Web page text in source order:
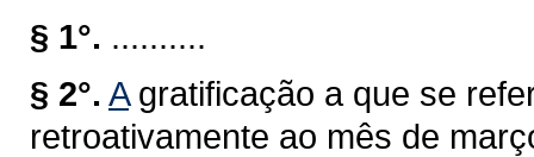
§ 1°. ..........
§ 2°. Agratificação a que se
retroativamente ao mês de